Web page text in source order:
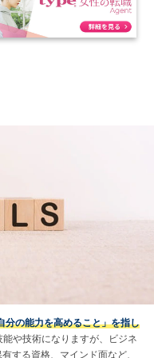
分の能力を高めること」を指し
や技術になりますが、ビジネ
する資格、マインド面など、